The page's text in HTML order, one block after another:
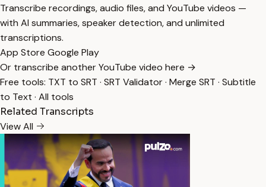
Transcribe recordings, audio files, and YouTube videos —
with AI summaries, speaker detection, and unlimited
transcriptions.
App Store Google Play
Or transcribe another YouTube video here →
Free tools: TXT to SRT · SRT Validator· Merge SRT · Subtitle
to Text · All tools
Related Transcripts
View All